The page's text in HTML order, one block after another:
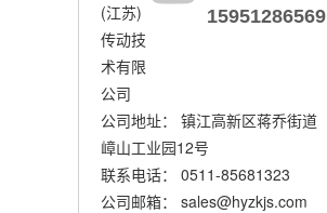
15951286569
(江苏)
传动技
术有限
公司
公司地址： 镇江高新区蒋乔街道
嶂山工业园12号
联系电话： 0511-85681323
公司邮箱： sales@hyzkjs.com